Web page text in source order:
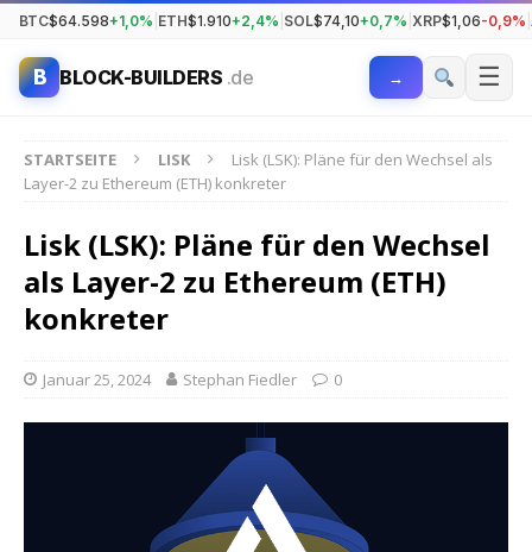
BTC$64.598+1,0% ETH$1.910+2,4% SOL$74,10+0,7% XRP$1,06-0,9%
B BLOCK-BUILDERS .de → ☰
STARTSEITE LISK
Lisk (LSK): Pläne für den Wechsel als
Layer-2 zu Ethereum (ETH) konkreter
Lisk (LSK): Pläne für den Wechsel
als Layer-2 zu Ethereum (ETH)
konkreter
Januar 25, 2024 Stephan Fiedler 0